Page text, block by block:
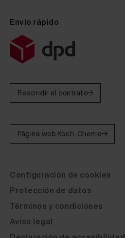
Envío rápido
Rescindir el contrato
Página web Koch-Chemie
Configuración de cookies
Protección de datos
Términos y condiciones
Aviso legal